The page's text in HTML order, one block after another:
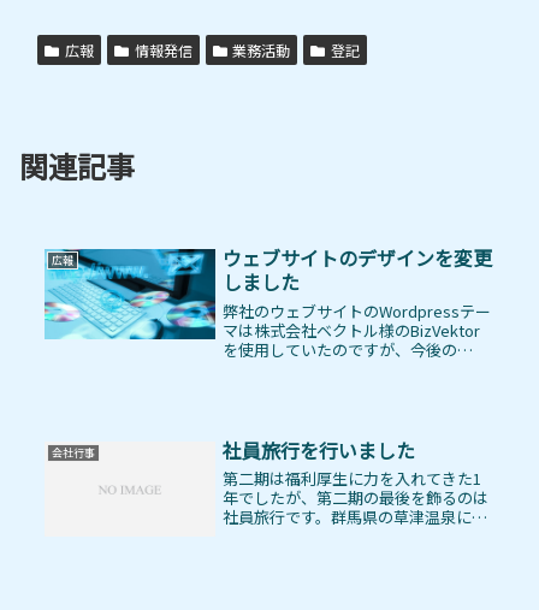
広報 情報発信 業務活動 登記
関連記事
広報
ウェブサイトのデザインを変更
しました
弊社のウェブサイトのWordpressテー
マは株式会社ベクトル様のBizVektor
を使用していたのですが、今後の
会社行事 社員旅行を行いました
第二期は福利厚生に力を入れてきた1
年でしたが、第二期の最後を飾るのは
社員旅行です。群馬県の草津温泉に